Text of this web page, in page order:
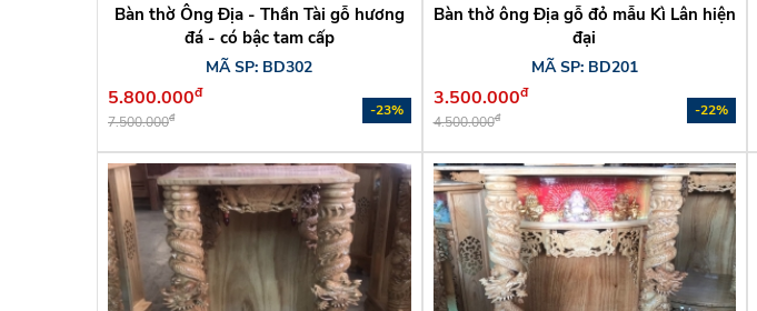
Bàn thờ Ông Địa - Thần Tài gỗ hương
đá - có bậc tam cấp
MÃ SP: BD302
5.800.000đ
7.500.000đ -23%
Bàn thờ ông Địa gỗ đỏ mẫu Kì Lân hiện
đại
MÃ SP: BD201
3.500.000đ
4.500.000đ -22%